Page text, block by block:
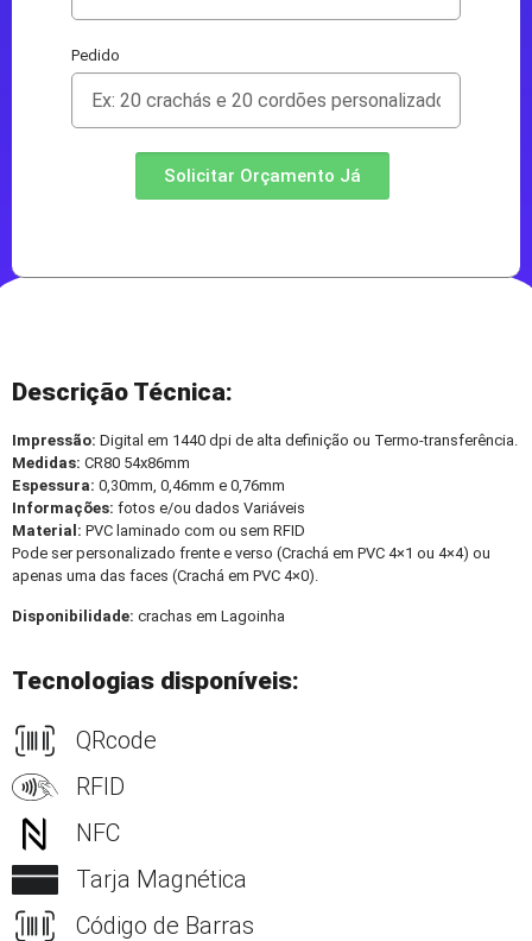
Pedido
Solicitar Orçamento Já
Descrição Técnica:
Impressão: Digital em 1440 dpi de alta definição ou Termo-transferência.
Medidas: CR80 54x86mm
Espessura: 0,30mm, 0,46mm e 0,76mm
Informações: fotos e/ou dados Variáveis
Material: PVC laminado com ou sem RFID
Pode ser personalizado frente e verso (Crachá em PVC 4×1 ou 4×4) ou
apenas uma das faces (Crachá em PVC 4×0).
Disponibilidade: crachas em Lagoinha
Tecnologias disponíveis:
QRcode
RFID
NFC
Tarja Magnética
Código de Barras